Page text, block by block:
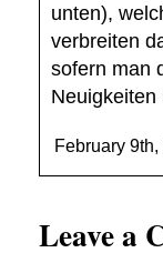
unten),
verbreiten
sofern man
Neuigkeiten
February
Leave a